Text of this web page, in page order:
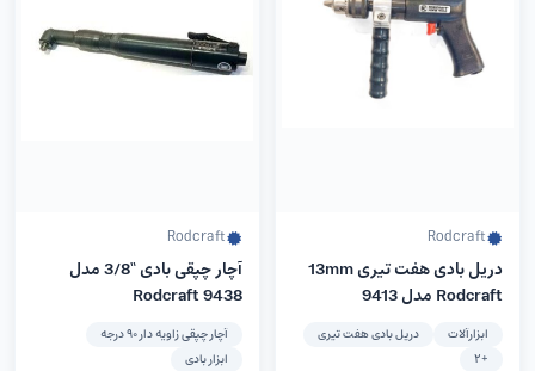
Rodcraft
دریل بادی هفت تیری 13mm
Rodcraft مدل 9413
ابزارآلات
دریل بادی هفت تیری
+2
Rodcraft
آچار چپقی بادی “3/8 مدل
9438 Rodcraft
آچار چپقی زاویه دار 90 درجه
ابزار بادی